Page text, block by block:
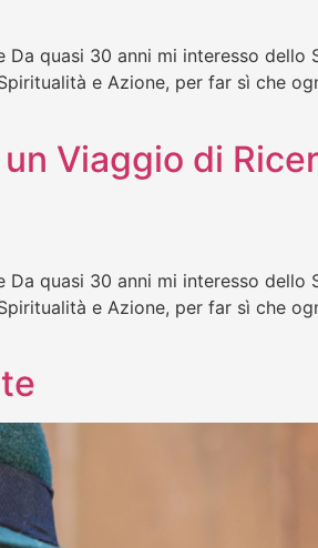
quasi 30 anni mi interesso dello
e Azione, per far sì che
Viaggio di
quasi 30 anni mi interesso dello
e Azione, per far sì che